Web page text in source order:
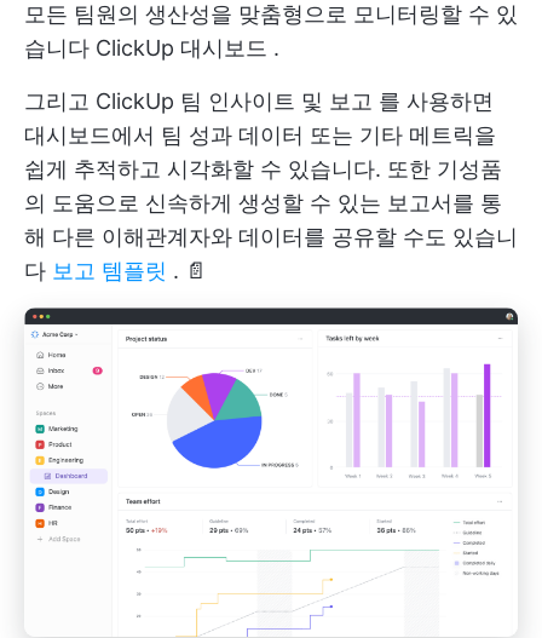
모든 팀원의 생산성을 맞춤형으로 모니터링할 수 있
습니다 ClickUp 대시보드 .
그리고 ClickUp 팀 인사이트 및 보고 를 사용하면
대시보드에서 팀 성과 데이터 또는 기타 메트릭을
쉽게 추적하고 시각화할 수 있습니다. 또한 기성품
의 도움으로 신속하게 생성할 수 있는 보고서를 통
해 다른 이해관계자와 데이터를 공유할 수도 있습니
다 보고 템플릿 . 📄